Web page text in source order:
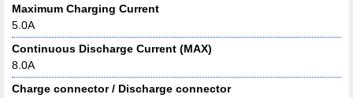
Maximum Charging Current
5.0A
Continuous Discharge Current (MAX)
8.0A
Charge connector / Discharge connector